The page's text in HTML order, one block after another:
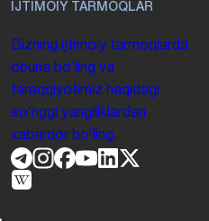
IJTIMOIY TARMOQLAR
Bizning ijtimoiy tarmoqlarda
obuna boʻling va
taraqqiyotimiz haqidagi
soʻnggi yangiliklardan
xabardor boʻling.